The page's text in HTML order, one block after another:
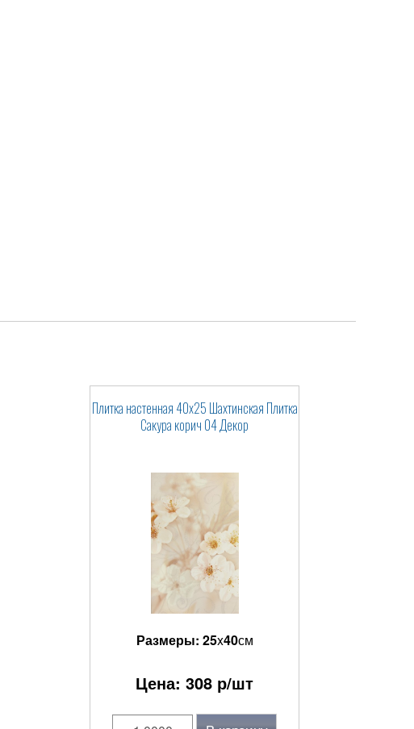
Плитка настенная 40x25 Шахтинская Плитка
Сакура корич 04 Декор
Размеры: 25x40см
Цена: 308 р/шт